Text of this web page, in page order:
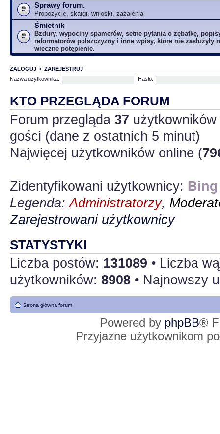
Sprawy forum.
Propozycje, skargi, wnioski, zażalenia
Śmietnik
Bzdury, wypociny spamerów, setne pytania o zębatkę,
reformatorów polszczyzny i inne wpisy, które nie zasłużyły
wieczne potępienie.
ZALOGUJ • ZAREJESTRUJ
Nazwa użytkownika:
Hasło:
KTO PRZEGLĄDA FORUM
Forum przegląda 37
gości (dane z ostatnich 5 minut)
Najwięcej użytkowników online (
Zidentyfikowani użytkownicy:
Legenda:Administratorzy,
Zarejestrowani użytkownicy
STATYSTYKI
Liczba postów: 131089 • Liczba
użytkowników: 8908 • Najnowszy
Strona główna forum
Powered by phpBB®
Przyjazne użytkownikom